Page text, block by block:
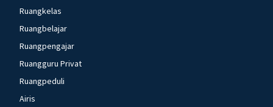
Ruangkelas
Ruangbelajar
Ruangpengajar
Ruangguru Privat
Ruangpeduli
Airis